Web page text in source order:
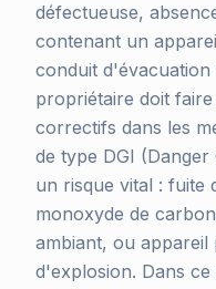
défectueuse,
contenant un
conduit
propriétaire doit
correctifs dans les
de type DGI (Danger
un risque vital : fuite
monoxyde de
ambiant, ou
d'explosion. Dans